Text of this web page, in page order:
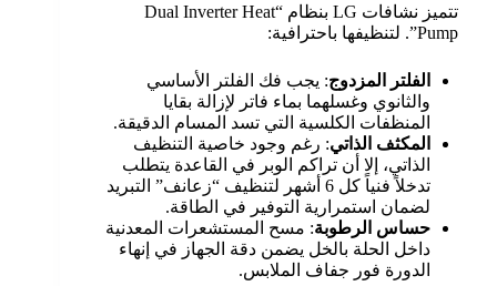
تتميز نشافات LG بنظام “Dual Inverter Heat
Pump”. لتنظيفها باحترافية:
الفلتر المزدوج: يجب فك الفلتر الأساسي
والثانوي وغسلهما بماء فاتر لإزالة بقايا
المنظفات الكلسية التي تسد المسام الدقيقة.
المكثف الذاتي: رغم وجود خاصية التنظيف
الذاتي، إلا أن تراكم الوبر في القاعدة يتطلب
تدخلاً فنياً كل 6 أشهر لتنظيف “زعانف” التبريد
لضمان استمرارية التوفير في الطاقة.
حساس الرطوبة: مسح المستشعرات المعدنية
داخل الحلة بالخل يضمن دقة الجهاز في إنهاء
الدورة فور جفاف الملابس.